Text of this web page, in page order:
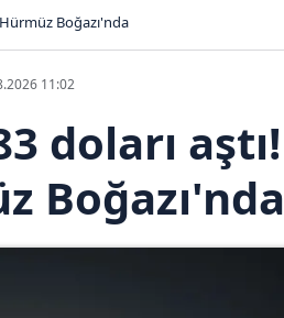
Boğazı'nda
11:02
doları aştı!
Boğazı'nda